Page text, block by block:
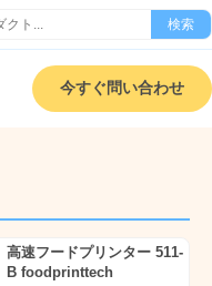
検索
今すぐ問い合わせ
高速フードプリンター 511-
B foodprinttech